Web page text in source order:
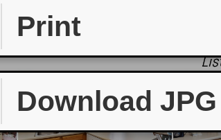
Print
Download JPG